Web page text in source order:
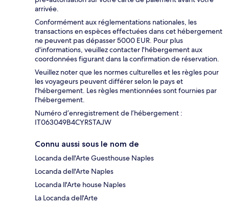
arrivée.
Conformément aux réglementations nationales, les
transactions en espèces effectuées dans cet hébergement
ne peuvent pas dépasser 5000 EUR. Pour plus
d'informations, veuillez contacter l'hébergement aux
coordonnées figurant dans la confirmation de réservation.
Veuillez noter que les normes culturelles et les règles pour
les voyageurs peuvent différer selon le pays et
l'hébergement. Les règles mentionnées sont fournies par
l'hébergement.
Numéro d’enregistrement de l’hébergement :
IT063049B4CYRSTAJW
Connu aussi sous le nom de
Locanda dell'Arte Guesthouse Naples
Locanda dell'Arte Naples
Locanda ll'Arte house Naples
La Locanda dell'Arte